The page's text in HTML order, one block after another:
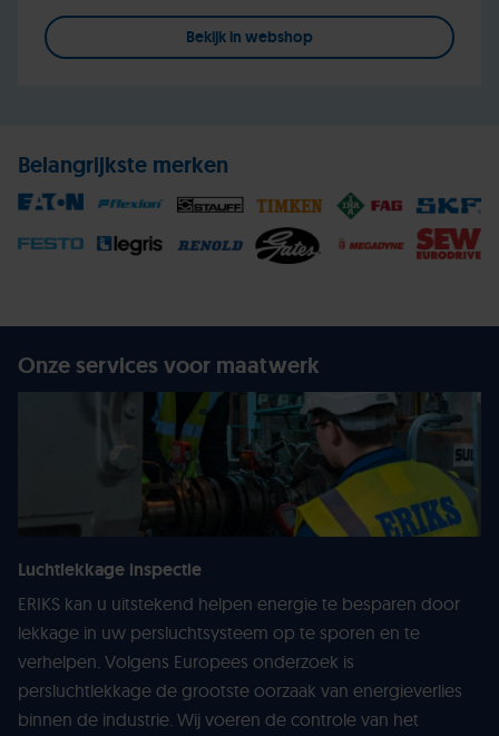
Bekijk in webshop
Belangrijkste merken
Onze services voor maatwerk
Luchtlekkage inspectie
ERIKS kan u uitstekend helpen energie te besparen door
lekkage in uw persluchtsysteem op te sporen en te
verhelpen. Volgens Europees onderzoek is
persluchtlekkage de grootste oorzaak van energieverlies
binnen de industrie. Wij voeren de controle van het